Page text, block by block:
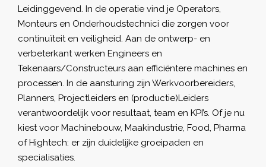
Leidinggevend. In de operatie vind je Operators,
Monteurs en Onderhoudstechnici die zorgen voor
continuïteit en veiligheid. Aan de ontwerp- en
verbeterkant werken Engineers en
Tekenaars/Constructeurs aan efficiëntere machines en
processen. In de aansturing zijn Werkvoorbereiders,
Planners, Projectleiders en (productie)Leiders
verantwoordelijk voor resultaat, team en KPI’s. Of je nu
kiest voor Machinebouw, Maakindustrie, Food, Pharma
of Hightech: er zijn duidelijke groeipaden en
specialisaties.